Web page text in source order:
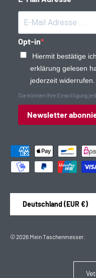
Opt-in
Hiermit bestätige
erklärung gelesen
jederzeit widerrufen.
Sie können Ihre Einwilligung
Newsletter
Zahlungsmethoden
Deutschland (EUR €)
© 2026 Mein Taschenmesser